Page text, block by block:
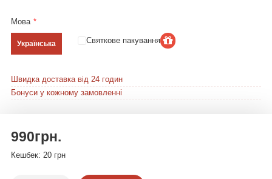
Мова
Українська Святкове пакування
Швидка доставка від 24 годин
Бонуси у кожному замовленні
990грн.
Кешбек: 20 грн